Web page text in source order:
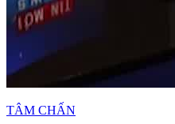
TÂM CHẤN